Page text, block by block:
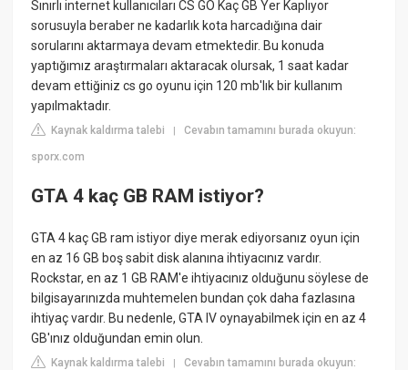
Sınırlı internet kullanıcıları CS GO Kaç GB Yer Kaplıyor
sorusuyla beraber ne kadarlık kota harcadığına dair
sorularını aktarmaya devam etmektedir. Bu konuda
yaptığımız araştırmaları aktaracak olursak, 1 saat kadar
devam ettiğiniz cs go oyunu için 120 mb'lık bir kullanım
yapılmaktadır.
Kaynak kaldırma talebi |Cevabın tamamını burada okuyun:
sporx.com
GTA 4 kaç GB RAM istiyor?
GTA 4 kaç GB ram istiyor diye merak ediyorsanız oyun için
en az 16 GB boş sabit disk alanına ihtiyacınız vardır.
Rockstar, en az 1 GB RAM'e ihtiyacınız olduğunu söylese de
bilgisayarınızda muhtemelen bundan çok daha fazlasına
ihtiyaç vardır. Bu nedenle, GTA IV oynayabilmek için en az 4
GB'ınız olduğundan emin olun.
Kaynak kaldırma talebi |Cevabın tamamını burada okuyun: